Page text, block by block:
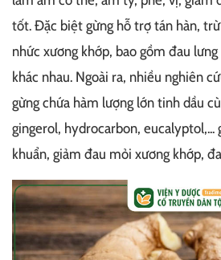
tốt. Đặc biệt gừng hỗ trợ tán hàn,
nhức xương khớp, bao gồm đau
khác nhau. Ngoài ra, nhiều nghiên
gừng chứa hàm lượng lớn tinh dầu
gingerol, hydrocarbon,
khuẩn, giảm đau mỏi xương khớp,